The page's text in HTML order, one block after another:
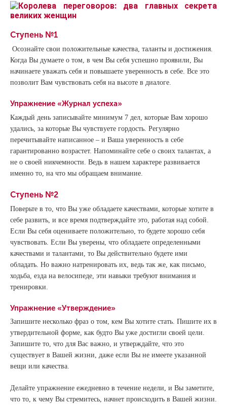
Ступень №1
Осознайте свои положитель­ные качества, таланты и достижения.
Когда Вы думаете о том, в чем Вы себя успешно проявили, Вы
начинаете уважать себя и повышаете уверенность в себе. Все это
позволит Вам чувствовать себя на высоте в диалоге.
Упражнение «Журнал успеха»
Каждый день записывайте минимум 7 дел, которые Вам хорошо
удались, за которые Вы чувствуете гордость. Регулярно
перечитывайте написанное – и Ваша уверенность в себе
гарантированно возрастет. Напоминайте себе о своих талантах, а
не о своей никчемности. Ведь в нашем характере развивается
именно то, на что мы обращаем внимание.
Ступень №2
Поверьте в то, что Вы уже обладаете качествами, которые хотите в
себе развить, и все время подтверждайте это, работая над собой.
Если Вы себя оцениваете положительно, то будете хорошо себя
чувствовать. Если Вы уверены, что обладаете определенными
качествами и талантами, то Вы действительно будете ими
обладать. Но важно натренировать их, ведь так же, как письмо,
ходьба, езда на велосипеде, эти навыки требуют внимания и
тренировки.
Упражнение «Утверждение»
Запишите несколько фраз о том, кем Вы хотите стать. Пишите их в
утвердительной форме, как будто Вы уже достигли своей цели.
Запишите то, что для Вас важно, и утверждайте, что это
существует в Вашей жизни, даже если Вы не имеете указанной
вещи или качества.
Делайте упражнение ежедневно в течение недели, и Вы заметите,
что то, к чему Вы стремитесь, начнет происходить в Вашей жизни.